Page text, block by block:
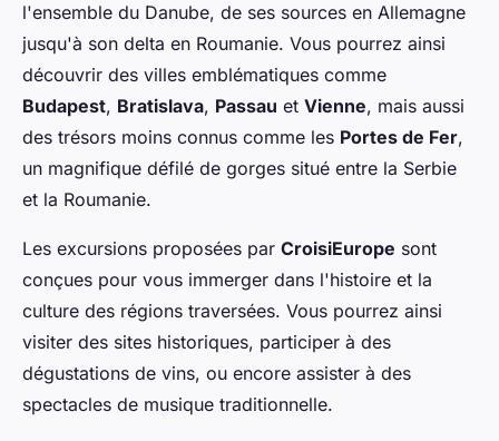
l'ensemble du Danube, de ses sources en Allemagne
jusqu'à son delta en Roumanie. Vous pourrez ainsi
découvrir des villes emblématiques comme
Budapest, Bratislava, Passau et Vienne, mais aussi
des trésors moins connus comme les Portes de Fer,
un magnifique défilé de gorges situé entre la Serbie
et la Roumanie.
Les excursions proposées par CroisiEurope sont
conçues pour vous immerger dans l'histoire et la
culture des régions traversées. Vous pourrez ainsi
visiter des sites historiques, participer à des
dégustations de vins, ou encore assister à des
spectacles de musique traditionnelle.